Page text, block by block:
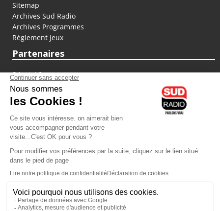
Sitemap
Archives Sud Radio
Archives Programmes
Règlement jeux
Partenaires
fiducial.fr
lyoncapitale.fr
olympique-et-lyonnais.com
L'application Iphone / Android
Téléchargez l'application
Les cookies
Gestion des cookies